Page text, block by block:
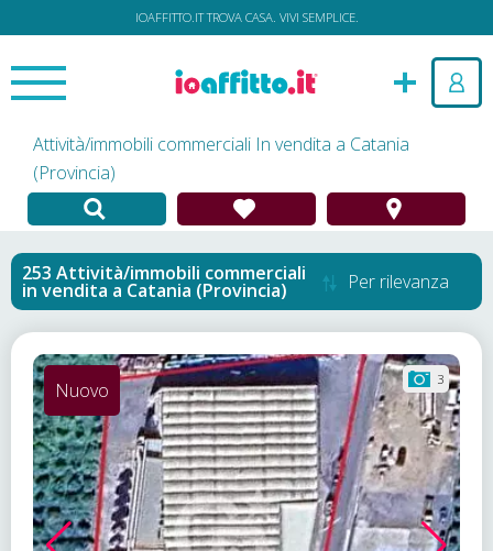
IOAFFITTO.IT TROVA CASA. VIVI SEMPLICE.
Attività/immobili commerciali In vendita a Catania
(Provincia)
Attività/immobili commerciali
in vendita a Catania (Provincia) Per rilevanza
3
Nuovo